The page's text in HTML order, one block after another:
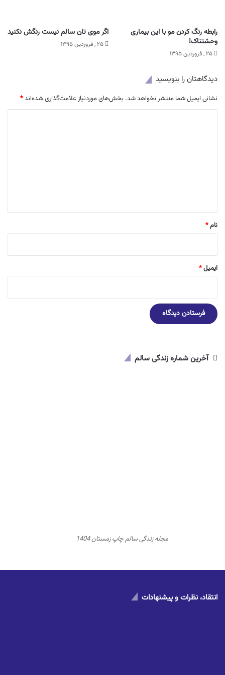
رابطه رنگ کردن مو با این بیماری
وحشتناک!
۲۵ , فروردین ۱۳۹۵
اگر موی تان سالم نیست رنگش نکنید
۲۵ , فروردین ۱۳۹۵
دیدگاهتان را بنویسید
نشانی ایمیل شما منتشر نخواهد شد. بخش‌های موردنیاز علامت‌گذاری شده‌اند*
نام*
ایمیل*
آخرین شماره زندگی سالم
مجله زندگی سالم چاپ زمستان 1404
انتقاد، نظرات و پیشنهادات